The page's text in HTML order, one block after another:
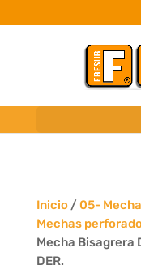
Inicio/ 05-
Mechas
Mecha Bisagrera
DER.